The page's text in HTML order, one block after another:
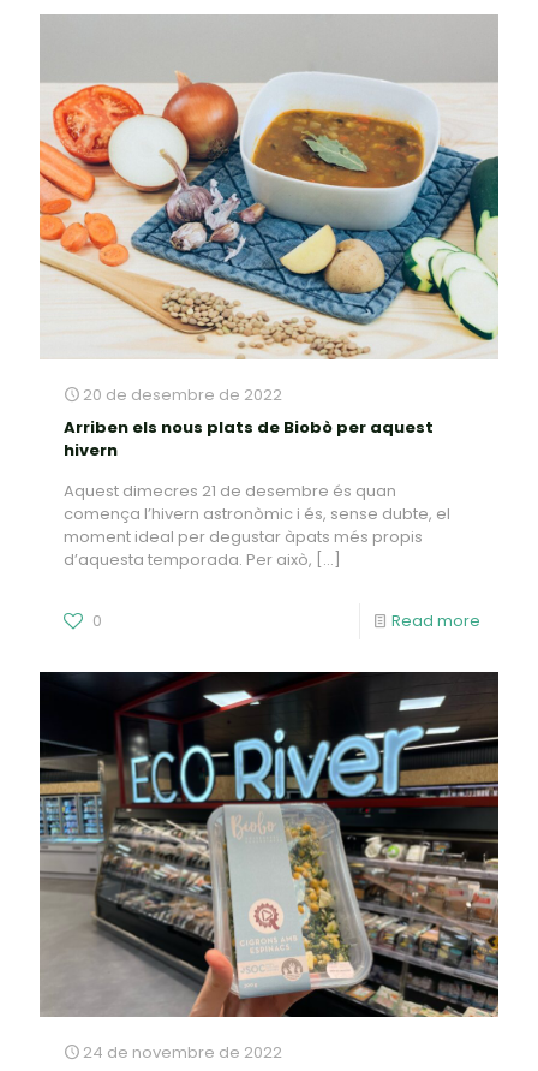
20 de desembre de 2022
Arriben els nous plats de Biobò per aquest
hivern
Aquest dimecres 21 de desembre és quan
comença l’hivern astronòmic i és, sense dubte, el
moment ideal per degustar àpats més propis
d’aquesta temporada. Per això, […]
0 Read more
24 de novembre de 2022